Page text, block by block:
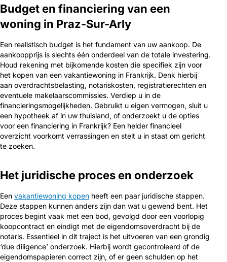
Budget en financiering van een
woning in Praz-Sur-Arly
Een realistisch budget is het fundament van uw aankoop. De
aankoopprijs is slechts één onderdeel van de totale investering.
Houd rekening met bijkomende kosten die specifiek zijn voor
het kopen van een vakantiewoning in Frankrijk. Denk hierbij
aan overdrachtsbelasting, notariskosten, registratierechten en
eventuele makelaarscommissies. Verdiep u in de
financieringsmogelijkheden. Gebruikt u eigen vermogen, sluit u
een hypotheek af in uw thuisland, of onderzoekt u de opties
voor een financiering in Frankrijk? Een helder financieel
overzicht voorkomt verrassingen en stelt u in staat om gericht
te zoeken.
Het juridische proces en onderzoek
Een vakantiewoning kopen heeft een paar juridische stappen.
Deze stappen kunnen anders zijn dan wat u gewend bent. Het
proces begint vaak met een bod, gevolgd door een voorlopig
koopcontract en eindigt met de eigendomsoverdracht bij de
notaris. Essentieel in dit traject is het uitvoeren van een grondig
‘due diligence’ onderzoek. Hierbij wordt gecontroleerd of de
eigendomspapieren correct zijn, of er geen schulden op het